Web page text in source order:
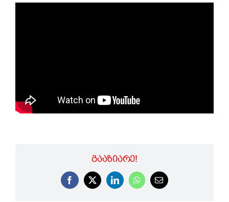
ᲒᲐᲐᲖᲘᲐᲠᲔ!
Facebook
X LinkedInWhatsApp
Email